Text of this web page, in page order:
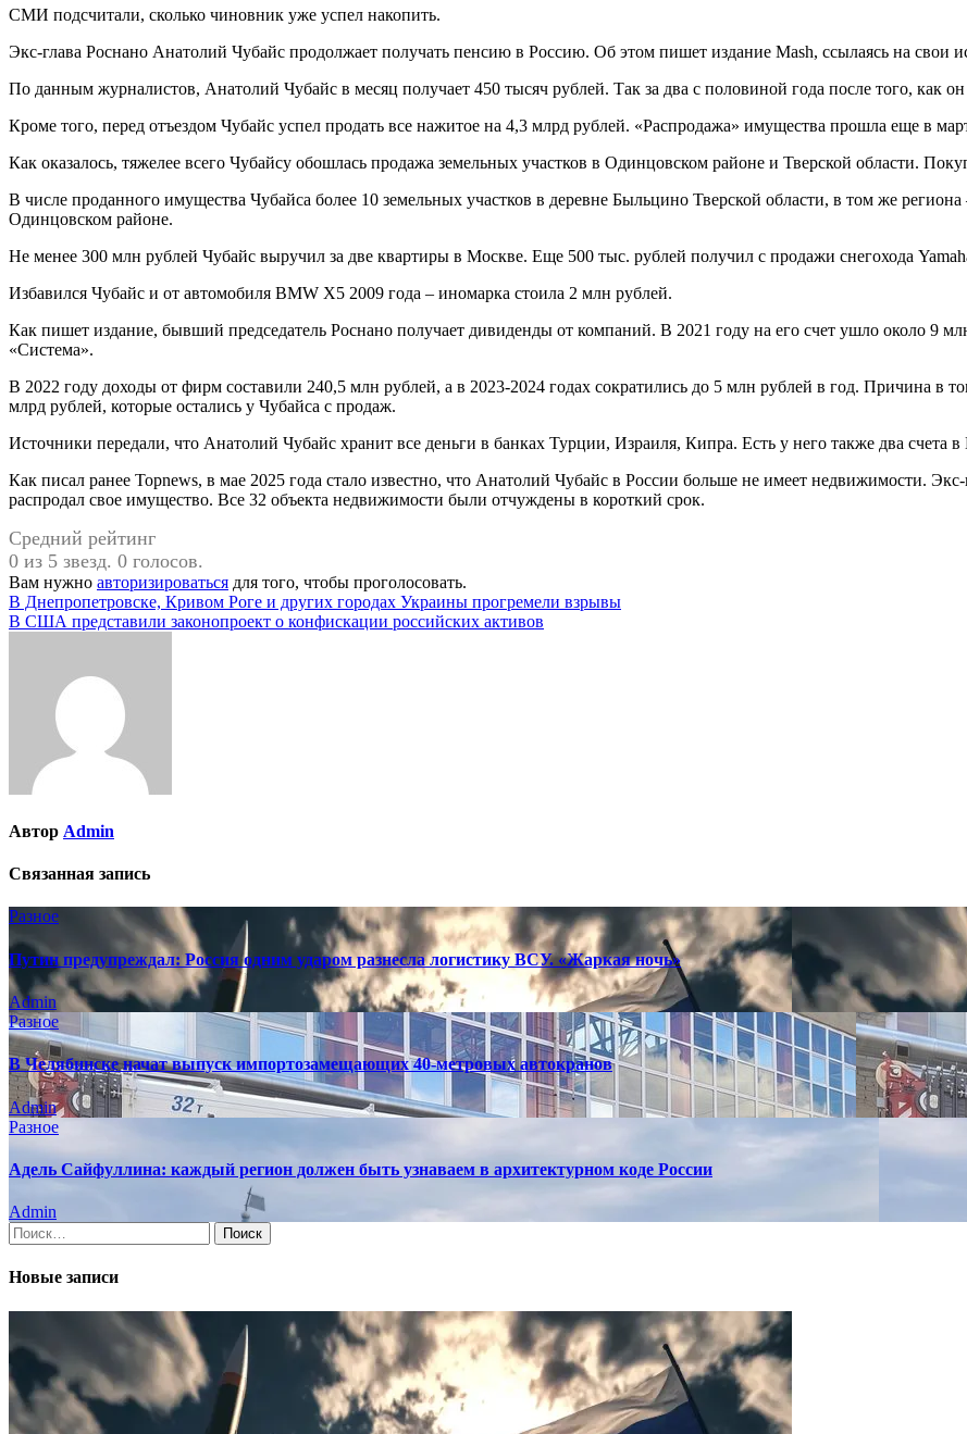
СМИ подсчитали, сколько чиновник уже успел накопить.
Экс-глава Роснано Анатолий Чубайс продолжает получать пенсию в Россию. Об этом пишет издание Mash, ссылаясь на свои
По данным журналистов, Анатолий Чубайс в месяц получает 450 тысяч рублей. Так за два с половиной года после того, как
Кроме того, перед отъездом Чубайс успел продать все нажитое на 4,3 млрд рублей. «Распродажа» имущества прошла еще в
Как оказалось, тяжелее всего Чубайсу обошлась продажа земельных участков в Одинцовском районе и Тверской области.
В числе проданного имущества Чубайса более 10 земельных участков в деревне Быльцино Тверской области, в том же
Одинцовском районе.
Не менее 300 млн рублей Чубайс выручил за две квартиры в Москве. Еще 500 тыс. рублей получил с продажи снегохода
Избавился Чубайс и от автомобиля BMW Х5 2009 года – иномарка стоила 2 млн рублей.
Как пишет издание, бывший председатель Роснано получает дивиденды от компаний. В 2021 году на его счет ушло
«Система».
В 2022 году доходы от фирм составили 240,5 млн рублей, а в 2023-2024 годах сократились до 5 млн рублей в год. Причина в
млрд рублей, которые остались у Чубайса с продаж.
Источники передали, что Анатолий Чубайс хранит все деньги в банках Турции, Израиля, Кипра. Есть у него также два счета в
Как писал ранее Topnews, в мае 2025 года стало известно, что Анатолий Чубайс в России больше не имеет недвижимости.
распродал свое имущество. Все 32 объекта недвижимости были отчуждены в короткий срок.
Средний рейтинг
0 из 5 звезд. 0 голосов.
Вам нужно авторизироваться для того, чтобы проголосовать.
Навигация
по
В Днепропетровске, Кривом Роге и других городах Украины прогремели взрывы
В США представили законопроект о конфискации российских активов
Автор Admin
Связанная запись
Разное
Путин предупреждал: Россия одним ударом разнесла логистику ВСУ. «Жаркая ночь»
Admin
Разное
В Челябинске начат выпуск импортозамещающих 40-метровых автокранов
Admin
Разное
Адель Сайфуллина: каждый регион должен быть узнаваем в архитектурном коде России
Admin
Найти:
Новые записи